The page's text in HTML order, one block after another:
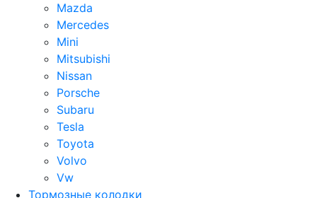
Mazda
Mercedes
Mini
Mitsubishi
Nissan
Porsche
Subaru
Tesla
Toyota
Volvo
Vw
Тормозные колодки